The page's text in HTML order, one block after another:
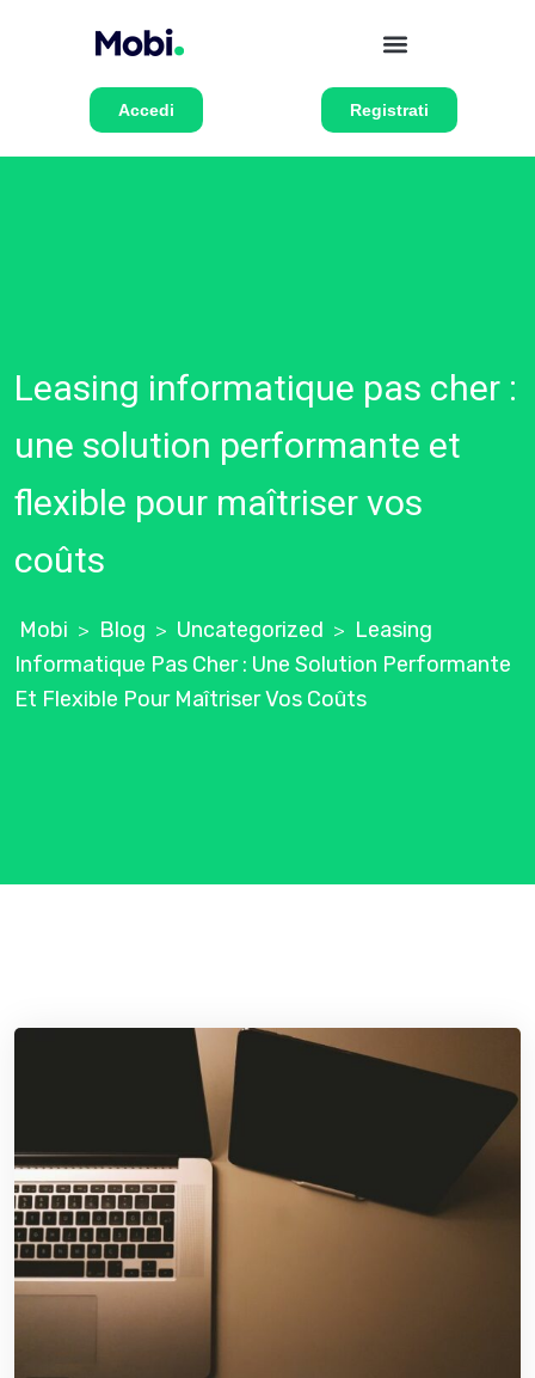
Accedi Registrati
Leasing informatique pas cher :
une solution performante et
flexible pour maîtriser vos
coûts
Mobi > Blog > Uncategorized > Leasing
Informatique Pas Cher : Une Solution Performante
Et Flexible Pour Maîtriser Vos Coûts